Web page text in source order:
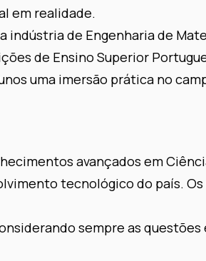
em realidade.
de Engenharia de
de Ensino Superior
uma imersão prática no
avançados em
tecnológico do país.
sempre as